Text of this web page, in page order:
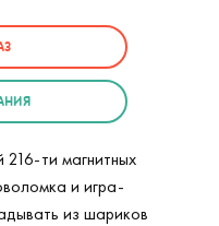
ти магнитных
и игра-
из шариков